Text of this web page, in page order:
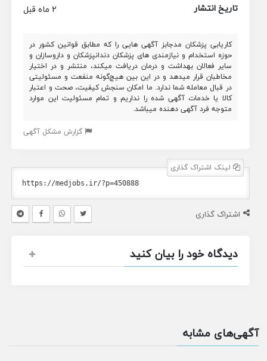
تاریخ انتشار
2 ماه قبل
کاریابی پزشکان مدجابز آگهی هایی را که مطابق قوانین کشور در
حوزه استخدام و نیازمندی های پزشکان دندانپزشکان و داروسازان و
سایر فعالان بهداشت و درمان دریافت میکند، منتشر و در اختیار
مخاطبان قرار میدهد و در این بین هیچ‌گونه منفعت و مسئولیتی
در قبال معامله شما ندارد. ما امکان سنجش کیفیت، صحت و اعتبار
کالا یا خدمات آگهی شده را نداریم و تمام مسئولیت این موارد
متوجه فرد آگهی دهنده میباشد.
گزارش مشکل آگهی
لینک اشتراک گذاری
اشتراک گذاری
دیدگاه خود را بیان کنید
آگهی‌های مشابه